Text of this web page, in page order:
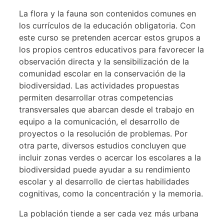
La flora y la fauna son contenidos comunes en
los currículos de la educación obligatoria. Con
este curso se pretenden acercar estos grupos a
los propios centros educativos para favorecer la
observación directa y la sensibilización de la
comunidad escolar en la conservación de la
biodiversidad. Las actividades propuestas
permiten desarrollar otras competencias
transversales que abarcan desde el trabajo en
equipo a la comunicación, el desarrollo de
proyectos o la resolución de problemas. Por
otra parte, diversos estudios concluyen que
incluir zonas verdes o acercar los escolares a la
biodiversidad puede ayudar a su rendimiento
escolar y al desarrollo de ciertas habilidades
cognitivas, como la concentración y la memoria.
La población tiende a ser cada vez más urbana